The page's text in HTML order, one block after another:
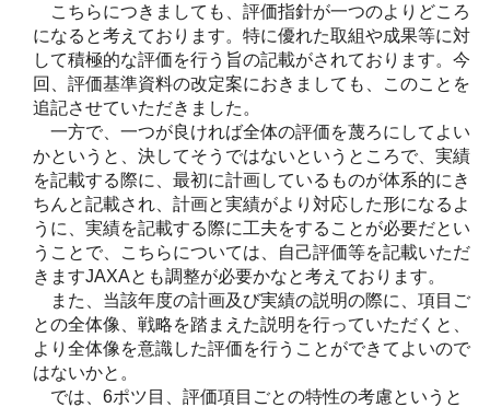
こちらにつきましても、評価指針が一つのよりどころ
になると考えております。特に優れた取組や成果等に対
して積極的な評価を行う旨の記載がされております。今
回、評価基準資料の改定案におきましても、このことを
追記させていただきました。
一方で、一つが良ければ全体の評価を蔑ろにしてよい
かというと、決してそうではないというところで、実績
を記載する際に、最初に計画しているものが体系的にき
ちんと記載され、計画と実績がより対応した形になるよ
うに、実績を記載する際に工夫をすることが必要だとい
うことで、こちらについては、自己評価等を記載いただ
きますJAXAとも調整が必要かなと考えております。
また、当該年度の計画及び実績の説明の際に、項目ご
との全体像、戦略を踏まえた説明を行っていただくと、
より全体像を意識した評価を行うことができてよいので
はないかと。
では、6ポツ目、評価項目ごとの特性の考慮というと